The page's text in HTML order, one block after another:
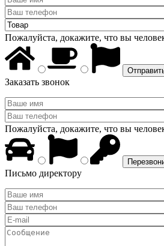
Пожалуйста, докажите, что вы
Заказать звонок
Пожалуйста, докажите, что вы
Письмо директору